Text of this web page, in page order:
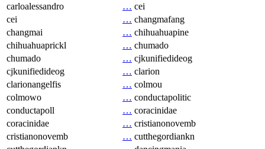
carloalessandro
… cei
cei
… changmafang
changmai
… chihuahuapine
chihuahuaprickl
… chumado
chumado
… cjkunifiedideog
cjkunifiedideog
… clarion
clarionangelfis
… colmou
colmowo
… conductapolitic
conductapoll
… coracinidae
coracinidae
… cristianonovemb
cristianonovemb
… cutthegordiankn